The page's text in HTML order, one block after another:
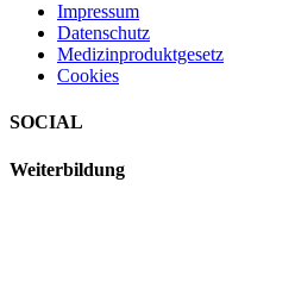
Impressum
Datenschutz
Medizinproduktgesetz
Cookies
SOCIAL
Weiterbildung